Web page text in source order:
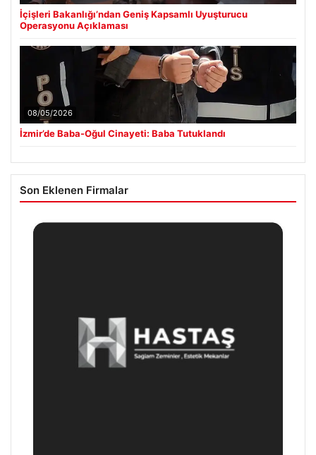
İçişleri Bakanlığı’ndan Geniş Kapsamlı Uyuşturucu
Operasyonu Açıklaması
08/05/2026
İzmir’de Baba-Oğul Cinayeti: Baba Tutuklandı
Son Eklenen Firmalar